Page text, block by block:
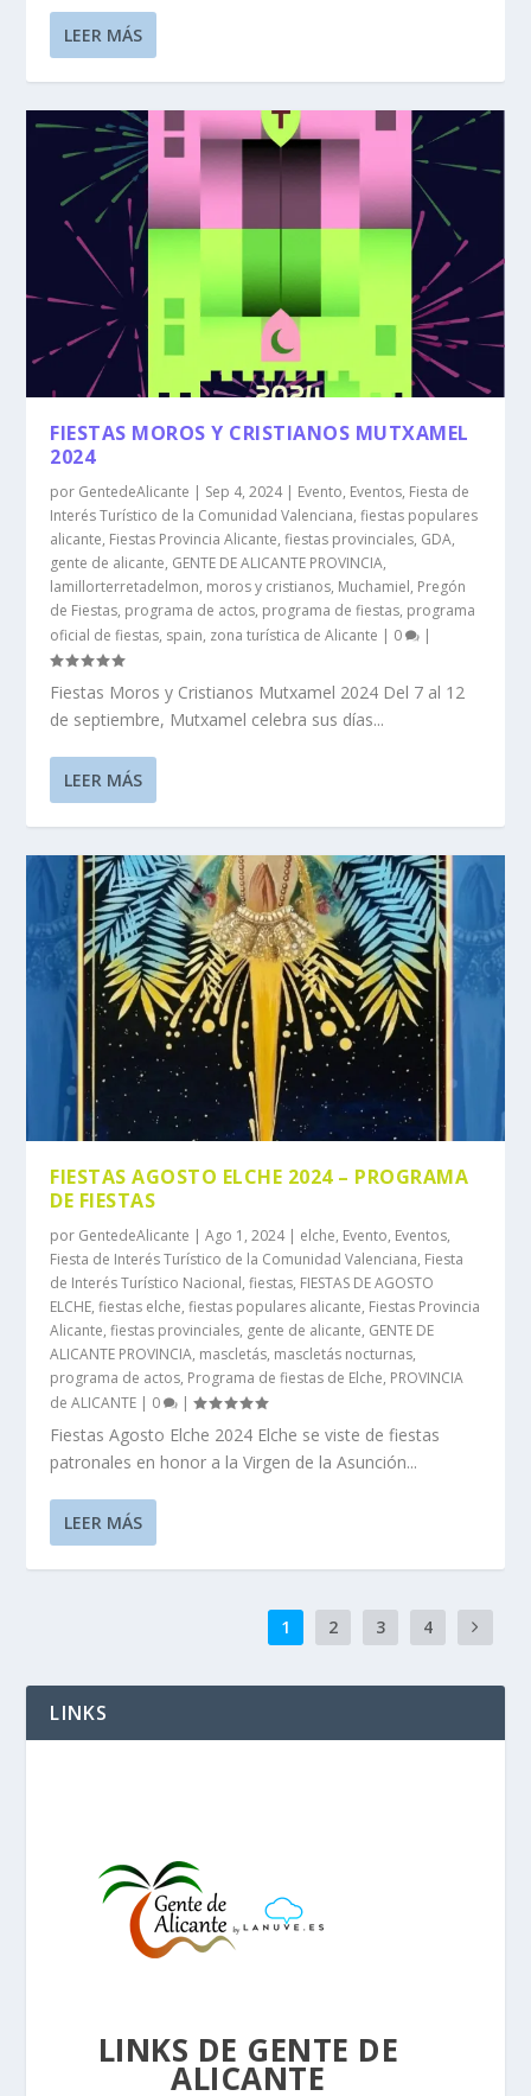
LEER MÁS
FIESTAS MOROS Y CRISTIANOS MUTXAMEL
2024
por GentedeAlicante | Sep 4, 2024| Evento, Eventos, Fiesta de
Interés Turístico de la Comunidad Valenciana,fiestas populares
alicante, Fiestas Provincia Alicante,fiestas provinciales, GDA,
gente de alicante, GENTE DE ALICANTE PROVINCIA,
lamillorterretadelmon, moros y cristianos, Muchamiel, Pregón
de Fiestas, programa de actos, programa de fiestas, programa
oficial de fiestas, spain, zona turística de Alicante | 0 |
Fiestas Moros y Cristianos Mutxamel 2024 Del 7 al 12
de septiembre, Mutxamel celebra sus días...
LEER MÁS
FIESTAS AGOSTO ELCHE 2024 – PROGRAMA
DE FIESTAS
por GentedeAlicante |Ago 1, 2024| elche, Evento, Eventos,
Fiesta de Interés Turístico de la Comunidad Valenciana, Fiesta
de Interés Turístico Nacional,fiestas, FIESTAS DE AGOSTO
ELCHE,fiestas elche,fiestas populares alicante, Fiestas Provincia
Alicante,fiestas provinciales, gente de alicante, GENTE DE
ALICANTE PROVINCIA, mascletás, mascletás nocturnas,
programa de actos, Programa de fiestas de Elche, PROVINCIA
de ALICANTE | 0 |
Fiestas Agosto Elche 2024 Elche se viste de fiestas
patronales en honor a la Virgen de la Asunción...
LEER MÁS
1 2 3 4
LINKS
LINKS DE GENTE DE
ALICANTE